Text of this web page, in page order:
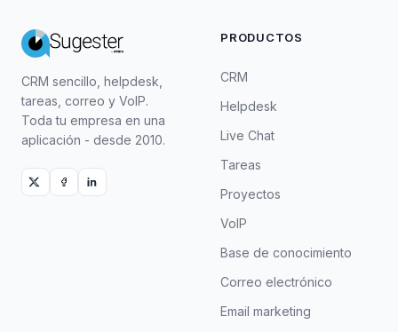
CRM sencillo, helpdesk,
tareas, correo y VoIP.
Toda tu empresa en una
aplicación - desde 2010.
PRODUCTOS
CRM
Helpdesk
Live Chat
Tareas
Proyectos
VoIP
Base de conocimiento
Correo electrónico
Email marketing